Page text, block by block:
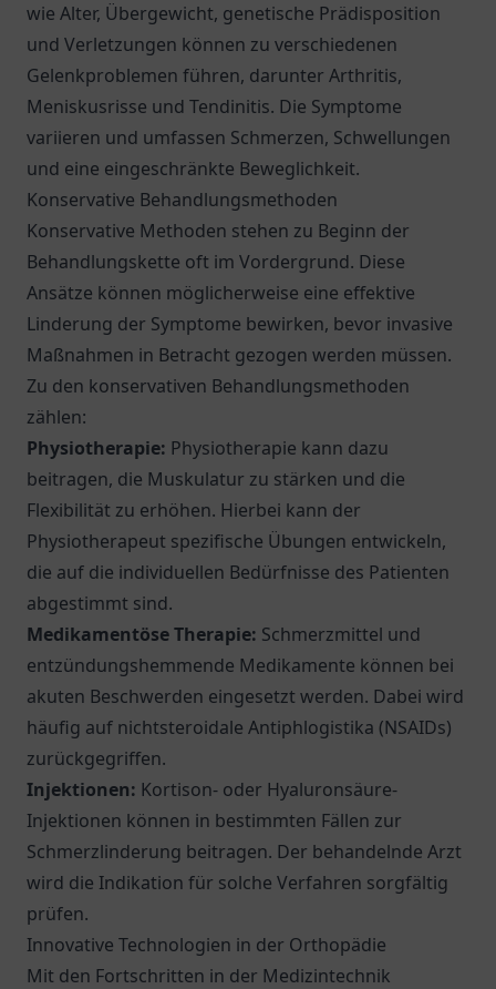
wie Alter, Übergewicht, genetische Prädisposition
und Verletzungen können zu verschiedenen
Gelenkproblemen führen, darunter Arthritis,
Meniskusrisse und Tendinitis. Die Symptome
variieren und umfassen Schmerzen, Schwellungen
und eine eingeschränkte Beweglichkeit.
Konservative Behandlungsmethoden
Konservative Methoden stehen zu Beginn der
Behandlungskette oft im Vordergrund. Diese
Ansätze können möglicherweise eine effektive
Linderung der Symptome bewirken, bevor invasive
Maßnahmen in Betracht gezogen werden müssen.
Zu den konservativen Behandlungsmethoden
zählen:
Physiotherapie: Physiotherapie kann dazu
beitragen, die Muskulatur zu stärken und die
Flexibilität zu erhöhen. Hierbei kann der
Physiotherapeut spezifische Übungen entwickeln,
die auf die individuellen Bedürfnisse des Patienten
abgestimmt sind.
Medikamentöse Therapie: Schmerzmittel und
entzündungshemmende Medikamente können bei
akuten Beschwerden eingesetzt werden. Dabei wird
häufig auf nichtsteroidale Antiphlogistika (NSAIDs)
zurückgegriffen.
Injektionen: Kortison- oder Hyaluronsäure-
Injektionen können in bestimmten Fällen zur
Schmerzlinderung beitragen. Der behandelnde Arzt
wird die Indikation für solche Verfahren sorgfältig
prüfen.
Innovative Technologien in der Orthopädie
Mit den Fortschritten in der Medizintechnik